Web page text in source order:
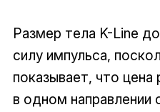
Размер тела K-Line
силу импульса,
показывает, что
в одном направлении